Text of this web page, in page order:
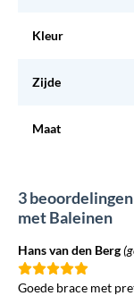
Kleur
Zijde
Maat
3
met Baleinen
Hans van den Berg
Goede brace met